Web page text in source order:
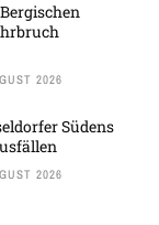
2026
Südens
2026